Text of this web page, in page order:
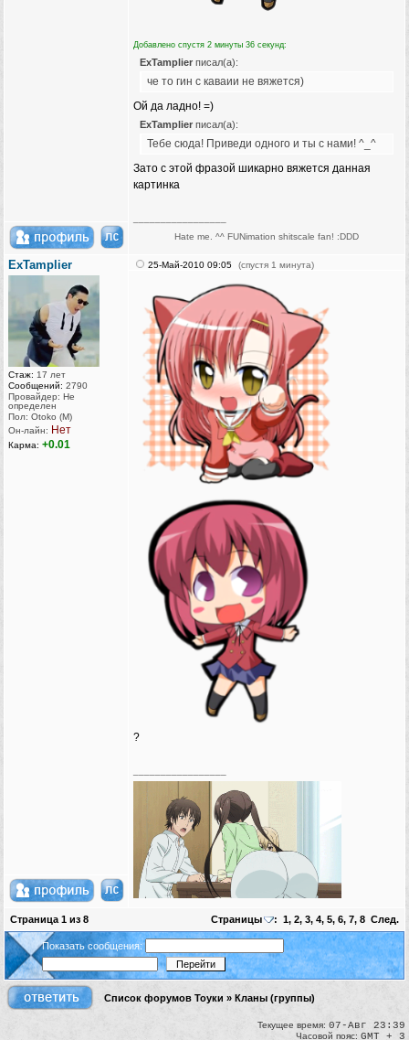
Добавлено спустя 2 минуты 36 секунд:
ExTamplier писал(а):
че то гин с каваии не вяжется)
Ой да ладно! =)
ExTamplier писал(а):
Тебе сюда! Приведи одного и ты с нами! ^_^
Зато с этой фразой шикарно вяжется данная
картинка
Hate me. ^^ FUNimation shitscale fan! :DDD
ExTamplier
Стаж: 17 лет
Сообщений: 2790
Провайдер: Не
определен
Пол: Otoko (M)
Он-лайн: Нет
Карма: +0.01
25-Май-2010 09:05 (спустя 1 минута)
?
Страница 1 из 8 Страницы : 1, 2, 3, 4, 5, 6, 7, 8 След.
Показать сообщения:
Список форумов Тоуки » Кланы (группы)
Текущее время: 07-Авг 23:39
Часовой пояс: GMT + 3